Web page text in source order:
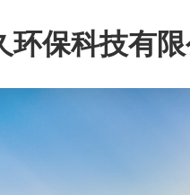
环保科技有